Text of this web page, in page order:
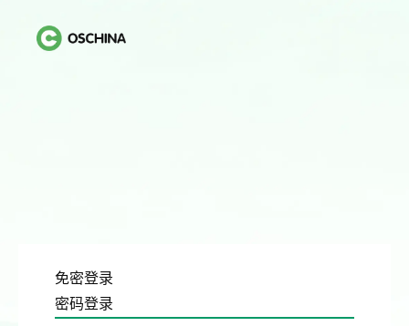
免密登录
密码登录